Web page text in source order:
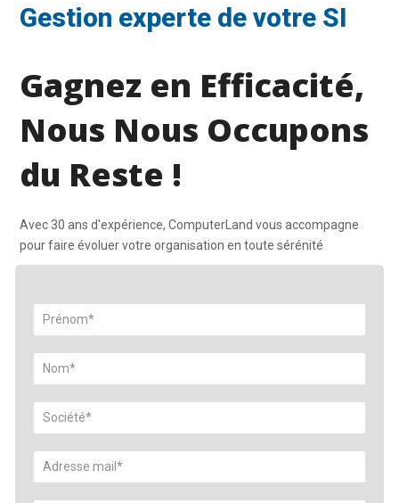
Gestion experte de votre SI
Gagnez en Efficacité,
Nous Nous Occupons
du Reste !
Avec 30 ans d'expérience, ComputerLand vous accompagne
pour faire évoluer votre organisation en toute sérénité